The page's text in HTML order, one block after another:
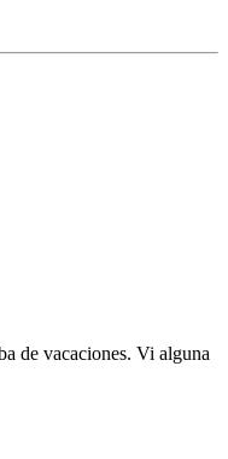
de vacaciones. Vi alguna